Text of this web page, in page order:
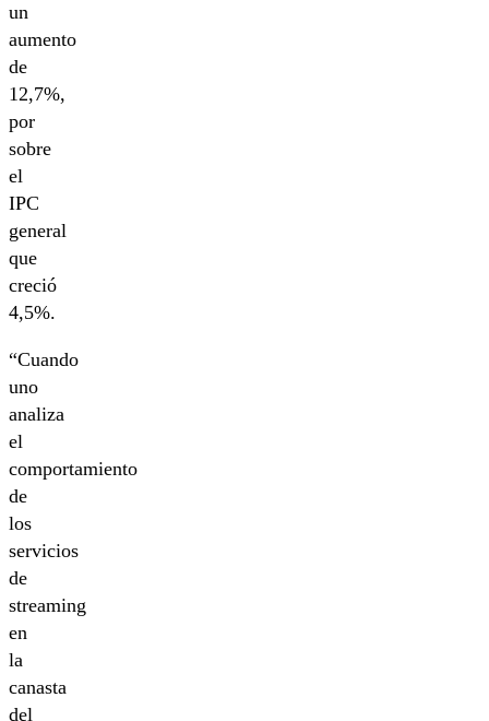
un
aumento
de
12,7%,
por
sobre
el
IPC
general
que
creció
4,5%.
“Cuando
uno
analiza
el
comportamiento
de
los
servicios
de
streaming
en
la
canasta
del